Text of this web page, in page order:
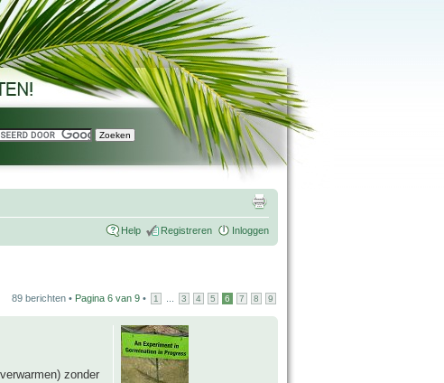
Help Registreren Inloggen
89 berichten • Pagina 6 van 9 • 1 3 4 5 6 7 8 9
zonder